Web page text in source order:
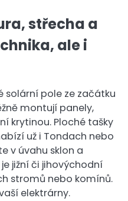
střecha a
ale i
solární pole ze začátku
montují panely,
krytinou. Ploché tašky
už i Tondach nebo
v úvahu sklon a
jižní či jihovýchodní
stromů nebo komínů.
elektrárny.